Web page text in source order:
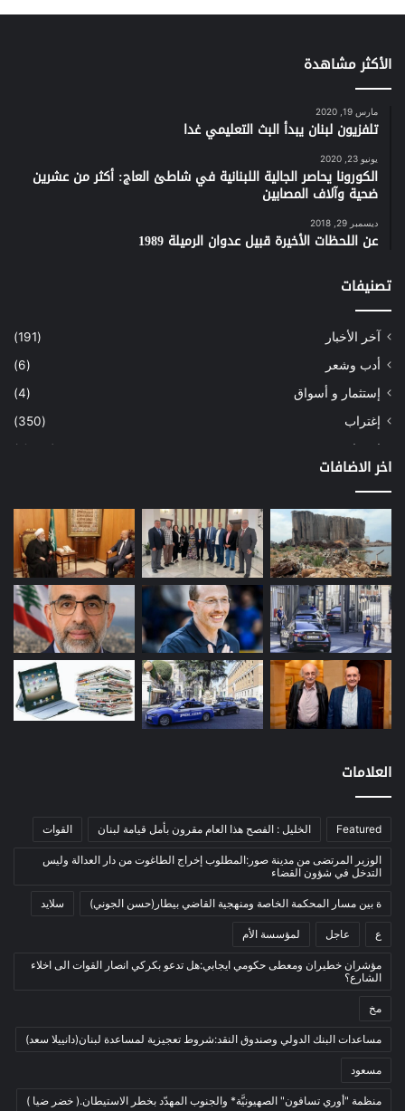
الأكثر مشاهدة
مارس 19, 2020
تلفزيون لبنان يبدأ البث التعليمي غدا
يونيو 23, 2020
الكورونا يحاصر الجالية اللبنانية في شاطئ العاج: أكثر من عشرين
ضحية وآلاف المصابين
ديسمبر 29, 2018
عن اللحظات الأخيرة قبيل عدوان الرميلة 1989
تصنيفات
آخر الأخبار
(191)
أدب وشعر
(6)
إستثمار و أسواق
(4)
إغتراب
(350)
إقتصاد
(1٬039)
إعمار
(3)
بيئة
(16)
دراسة
(24)
طاقة
(12)
مصارف
(168)
معادن
(1)
موازنة
(4)
نفط
(91)
اتصالات
بيئة
ثقافة
(1٬227)
أدب وشعر
بروفايل
تربية وتعليم
(73)
فلسفة
فنون
اخر الاضافات
العلامات
Featured الخليل : الفصح هذا العام مقرون بأمل قيامة لبنان القوات
الوزير المرتضى من مدينة صور:المطلوب إخراج الطاغوت من دار العدالة وليس
التدخل في شؤون القضاء
ة بين مسار المحكمة الخاصة ومنهجية القاضي بيطار(حسن الجوني) سلايد
ع عاجل لمؤسسة الأم
مؤشران خطيران ومعطى حكومي ايجابي:هل تدعو بكركي انصار القوات الى اخلاء
الشارع؟
مخ
مساعدات البنك الدولي وصندوق النقد:شروط تعجيزية لمساعدة لبنان(دانييلا سعد)
مسعود
منظمة "أوري تسافون" الصهيونيَّة* والجنوب المهدّد بخطر الاستيطان.( خضر ضيا )